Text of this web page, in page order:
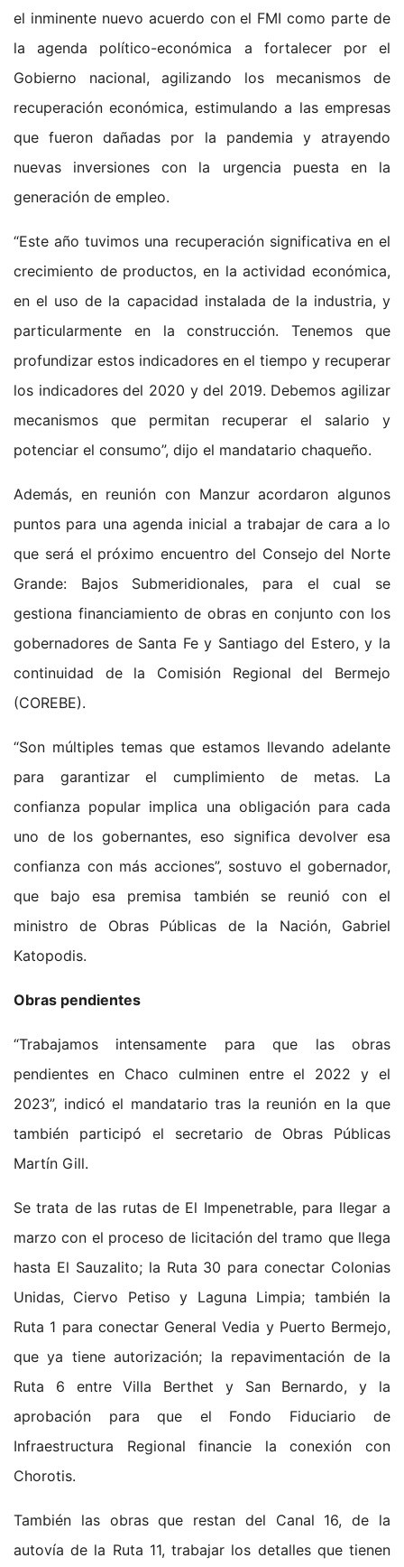
el inminente nuevo acuerdo con el FMI como parte de
la agenda político-económica a fortalecer por el
Gobierno nacional, agilizando los mecanismos de
recuperación económica, estimulando a las empresas
que fueron dañadas por la pandemia y atrayendo
nuevas inversiones con la urgencia puesta en la
generación de empleo.
“Este año tuvimos una recuperación significativa en el
crecimiento de productos, en la actividad económica,
en el uso de la capacidad instalada de la industria, y
particularmente en la construcción. Tenemos que
profundizar estos indicadores en el tiempo y recuperar
los indicadores del 2020 y del 2019. Debemos agilizar
mecanismos que permitan recuperar el salario y
potenciar el consumo”, dijo el mandatario chaqueño.
Además, en reunión con Manzur acordaron algunos
puntos para una agenda inicial a trabajar de cara a lo
que será el próximo encuentro del Consejo del Norte
Grande: Bajos Submeridionales, para el cual se
gestiona financiamiento de obras en conjunto con los
gobernadores de Santa Fe y Santiago del Estero, y la
continuidad de la Comisión Regional del Bermejo
(COREBE).
“Son múltiples temas que estamos llevando adelante
para garantizar el cumplimiento de metas. La
confianza popular implica una obligación para cada
uno de los gobernantes, eso significa devolver esa
confianza con más acciones”, sostuvo el gobernador,
que bajo esa premisa también se reunió con el
ministro de Obras Públicas de la Nación, Gabriel
Katopodis.
Obras pendientes
“Trabajamos intensamente para que las obras
pendientes en Chaco culminen entre el 2022 y el
2023”, indicó el mandatario tras la reunión en la que
también participó el secretario de Obras Públicas
Martín Gill.
Se trata de las rutas de El Impenetrable, para llegar a
marzo con el proceso de licitación del tramo que llega
hasta El Sauzalito; la Ruta 30 para conectar Colonias
Unidas, Ciervo Petiso y Laguna Limpia; también la
Ruta 1 para conectar General Vedia y Puerto Bermejo,
que ya tiene autorización; la repavimentación de la
Ruta 6 entre Villa Berthet y San Bernardo, y la
aprobación para que el Fondo Fiduciario de
Infraestructura Regional financie la conexión con
Chorotis.
También las obras que restan del Canal 16, de la
autovía de la Ruta 11, trabajar los detalles que tienen